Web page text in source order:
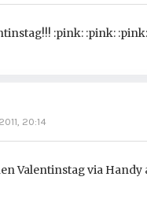
:pink: :pink: :pink:
20:14
Valentinstag via